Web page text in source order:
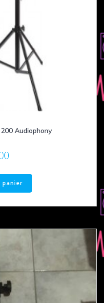
200 Audiophony
panier